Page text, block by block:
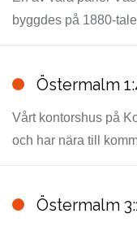
byggdes på 1880-
Östermalm
Vårt kontorshus på
och har nära till
Östermalm